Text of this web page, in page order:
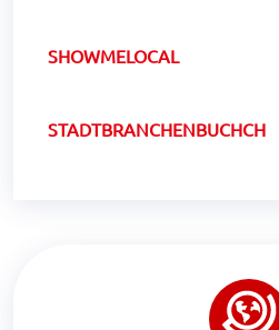
SHOWMELOCAL
STADTBRANCHENBUCHCH